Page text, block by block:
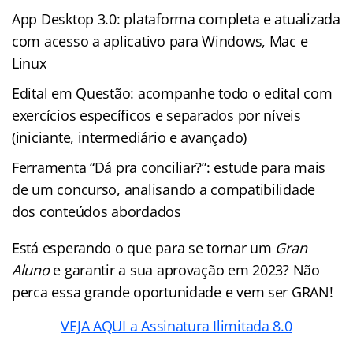
App Desktop 3.0: plataforma completa e atualizada
com acesso a aplicativo para Windows, Mac e
Linux
Edital em Questão: acompanhe todo o edital com
exercícios específicos e separados por níveis
(iniciante, intermediário e avançado)
Ferramenta “Dá pra conciliar?”: estude para mais
de um concurso, analisando a compatibilidade
dos conteúdos abordados
Está esperando o que para se tornar um Gran
Alunoe garantir a sua aprovação em 2023? Não
perca essa grande oportunidade e vem ser GRAN!
VEJA AQUI a Assinatura Ilimitada 8.0